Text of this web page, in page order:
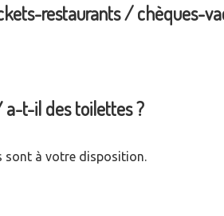
restaurants / chèques-
a-t-il des toilettes ?
sont à votre disposition.